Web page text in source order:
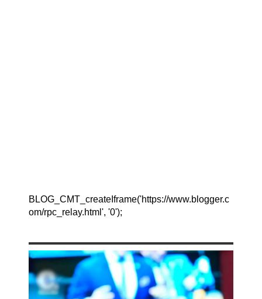
BLOG_CMT_createIframe('https://www.blogger.c
om/rpc_relay.html', '0');